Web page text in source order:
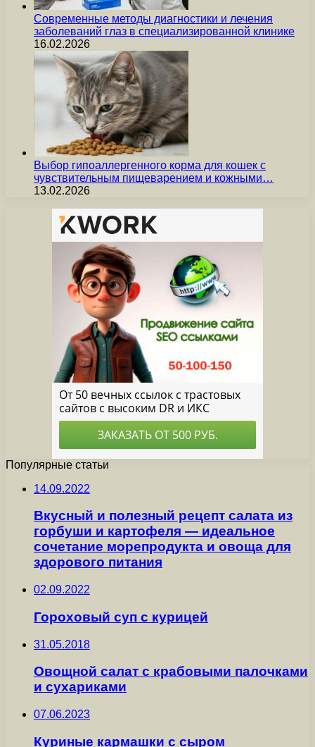
Современные методы диагностики и лечения
заболеваний глаз в специализированной клинике
16.02.2026
Выбор гипоаллергенного корма для кошек с
чувствительным пищеварением и кожными…
13.02.2026
Популярные статьи
14.09.2022
Вкусный и полезный рецепт салата из
горбуши и картофеля — идеальное
сочетание морепродукта и овоща для
здорового питания
02.09.2022
Гороховый суп с курицей
31.05.2018
Овощной салат с крабовыми палочками
и сухариками
07.06.2023
Куриные кармашки с сыром